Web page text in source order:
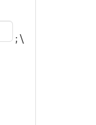
; \